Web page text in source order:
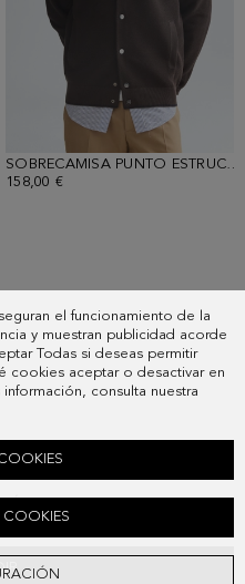
el funcionamiento de la
y muestran publicidad acorde
Todas si deseas permitir
cookies aceptar o desactivar en
consulta nuestra
COOKIES
- AZUL MARINO
SOBRECAMISA PUNTO ESTRUCTURA ALGODÓN PIMA
158,00 €